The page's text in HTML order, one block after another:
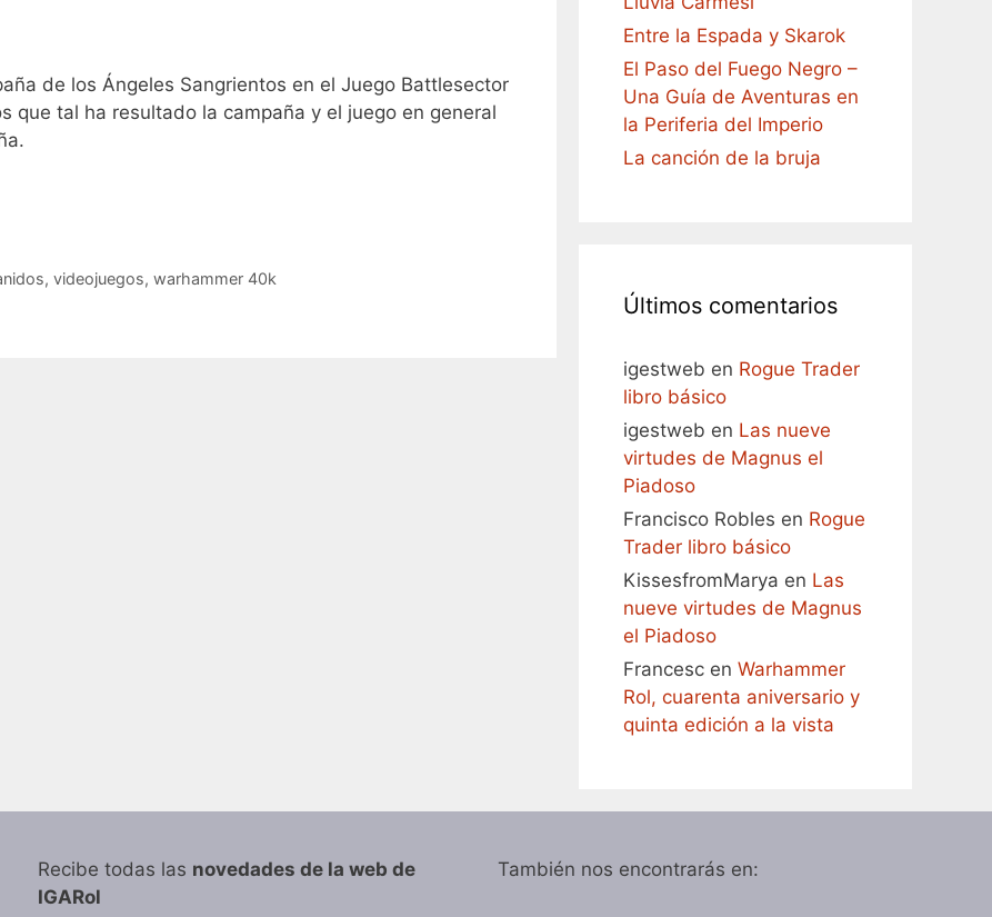
de los Ángeles Sangrientos en el Juego Battlesector
que tal ha resultado la campaña y el juego en general
, videojuegos, warhammer 40k
Entre la Espada y Skarok
El Paso del Fuego Negro –
Una Guía de Aventuras en
la Periferia del Imperio
La canción de la bruja
Últimos comentarios
igestweb en Rogue Trader
libro básico
igestweb en Las nueve
virtudes de Magnus el
Piadoso
Francisco Robles en Rogue
Trader libro básico
KissesfromMarya en Las
nueve virtudes de Magnus
el Piadoso
Francesc en Warhammer
Rol, cuarenta aniversario y
quinta edición a la vista
Recibe todas las novedades de la web de
IGARol
También nos encontrarás en: